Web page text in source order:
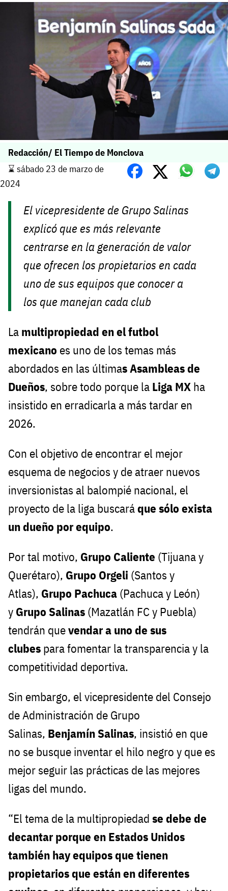
Redacción/ El Tiempo de Monclova
⌛️ sábado 23 de marzo de
2024
El vicepresidente de Grupo Salinas
explicó que es más relevante
centrarse en la generación de valor
que ofrecen los propietarios en cada
uno de sus equipos que conocer a
los que manejan cada club
La multipropiedad en el futbol
mexicano es uno de los temas más
abordados en las últimas Asambleas de
Dueños, sobre todo porque la Liga MX ha
insistido en erradicarla a más tardar en
2026.
Con el objetivo de encontrar el mejor
esquema de negocios y de atraer nuevos
inversionistas al balompié nacional, el
proyecto de la liga buscaráque sólo exista
un dueño por equipo.
Por tal motivo, Grupo Caliente (Tijuana y
Querétaro), Grupo Orgeli (Santos y
Atlas), Grupo Pachuca (Pachuca y León)
y Grupo Salinas (Mazatlán FC y Puebla)
tendrán quevendar a uno de sus
clubes para fomentar la transparencia y la
competitividad deportiva.
Sin embargo, el vicepresidente del Consejo
de Administración de Grupo
Salinas, Benjamín Salinas, insistió en que
no se busque inventar el hilo negro y que es
mejor seguir las prácticas de las mejores
ligas del mundo.
“El tema de la multipropiedad se debe de
decantar porque en Estados Unidos
también hay equipos que tienen
propietarios que están en diferentes